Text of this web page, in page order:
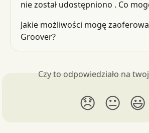
nie został udostępniono . Co
Jakie możliwości mogę
Groover?
Czy to odpowiedziało na
😞 😐 😃